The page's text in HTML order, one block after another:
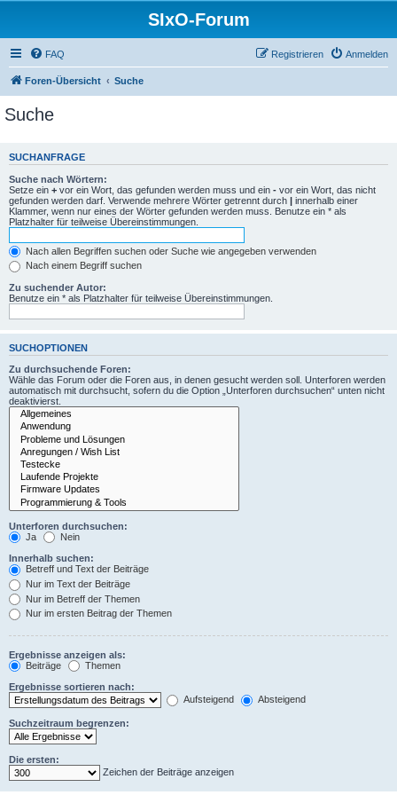
SIxO-Forum
FAQ Anmelden
Registrieren
Foren-Übersicht Suche
Suche
SUCHANFRAGE
Suche nach Wörtern:
Setze ein + vor ein Wort, das gefunden werden muss und ein - vor ein Wort, das nicht
gefunden werden darf. Verwende mehrere Wörter getrennt durch | innerhalb einer
Klammer, wenn nur eines der Wörter gefunden werden muss. Benutze ein * als
Platzhalter für teilweise Übereinstimmungen.
Nach allen Begriffen suchen oder Suche wie angegeben verwenden
Nach einem Begriff suchen
Zu suchender Autor:
Benutze ein * als Platzhalter für teilweise Übereinstimmungen.
SUCHOPTIONEN
Zu durchsuchende Foren:
Wähle das Forum oder die Foren aus, in denen gesucht werden soll. Unterforen werden
automatisch mit durchsucht, sofern du die Option „Unterforen durchsuchen“ unten nicht
deaktivierst.
Unterforen durchsuchen:
Ja
Nein
Innerhalb suchen:
Betreff und Text der Beiträge
Nur im Text der Beiträge
Nur im Betreff der Themen
Nur im ersten Beitrag der Themen
Ergebnisse anzeigen als:
Beiträge
Themen
Ergebnisse sortieren nach:
Aufsteigend
Absteigend
Suchzeitraum begrenzen:
Die ersten:
Zeichen der Beiträge anzeigen